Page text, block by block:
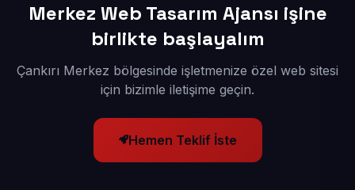
Merkez Web Tasarım Ajansı işine
birlikte başlayalım
Çankırı Merkez bölgesinde işletmenize özel web sitesi
için bizimle iletişime geçin.
Hemen Teklif İste